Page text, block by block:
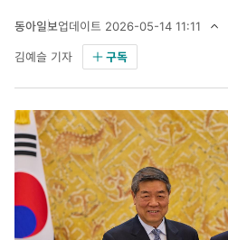
기
동아일보업데이트 2026-05-14 11:11
0
년
5
월
1
4
일
1
1
김예슬 기자 구독